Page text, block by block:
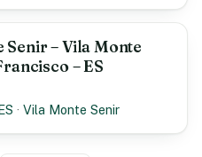
Senir – Vila Monte
– ES
·Vila Monte Senir